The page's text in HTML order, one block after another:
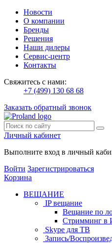
Новости
О компании
Бренды
Решения
Наши дилеры
Сервис-центр
Контакты
Свяжитесь с нами:
+7 (499) 130 68 68
Заказать обратный звонок
Личный кабинет
Выполните вход в личный
Войти Зарегистрироваться
Корзина
ВЕЩАНИЕ
IP вещание
Вещание по
Стримминг в
Skype для ТВ
Запись/